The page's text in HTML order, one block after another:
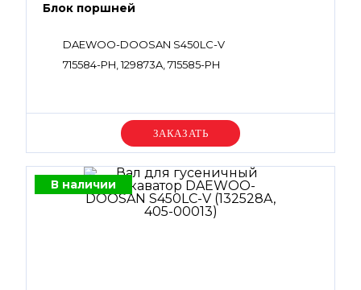
Блок поршней
DAEWOO-DOOSAN S450LC-V
715584-PH, 129873A, 715585-PH
Уточняйте цену
В наличии